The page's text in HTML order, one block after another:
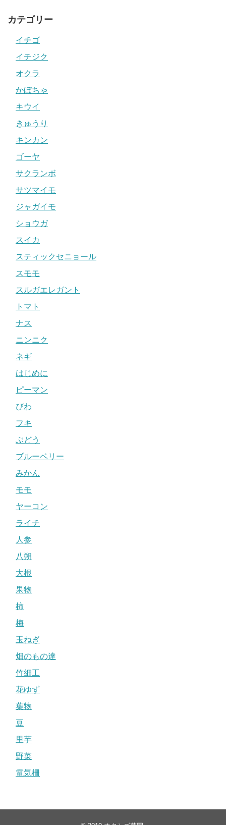
カテゴリー
イチゴ
イチジク
オクラ
かぼちゃ
キウイ
きゅうり
キンカン
ゴーヤ
サクランボ
サツマイモ
ジャガイモ
ショウガ
スイカ
スティックセニョール
スモモ
スルガエレガント
トマト
ナス
ニンニク
ネギ
はじめに
ピーマン
びわ
フキ
ぶどう
ブルーベリー
みかん
モモ
ヤーコン
ライチ
人参
八朔
大根
果物
柿
梅
玉ねぎ
畑のもの達
竹細工
花ゆず
葉物
豆
里芋
野菜
電気柵